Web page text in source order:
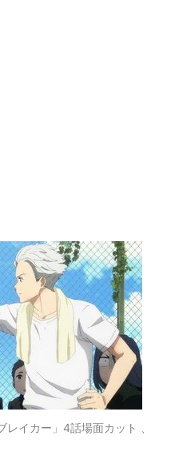
レイカー」4話場面カット 、